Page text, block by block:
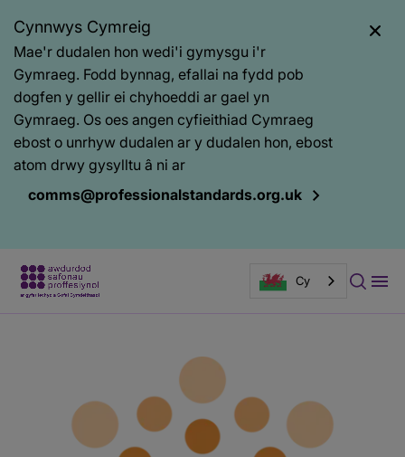
Cynnwys Cymreig
Mae'r dudalen hon wedi'i gymysgu i'r
Gymraeg. Fodd bynnag, efallai na fydd pob
dogfen y gellir ei chyhoeddi ar gael yn
Gymraeg. Os oes angen cyfieithiad Cymraeg
ebost o unrhyw dudalen ar y dudalen hon, ebost
atom drwy gysylltu â ni ar
comms@professionalstandards.org.uk
Cy